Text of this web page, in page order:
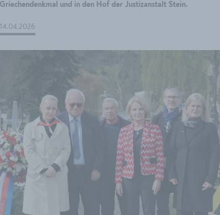
Griechendenkmal und in den Hof der Justizanstalt Stein.
14.04.2026